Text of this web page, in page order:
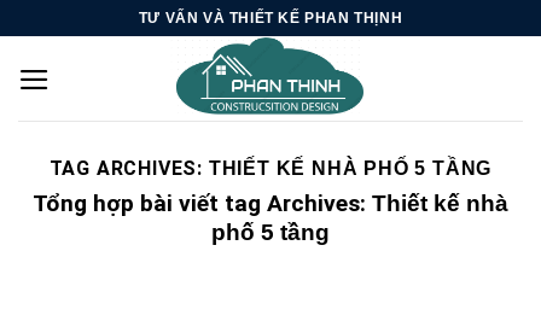
content
TƯ VẤN VÀ THIẾT KẾ PHAN THỊNH
TAG ARCHIVES: THIẾT KẾ NHÀ PHỐ 5 TẦNG
Tổng hợp bài viết tag Archives: Thiết kế nhà
phố 5 tầng